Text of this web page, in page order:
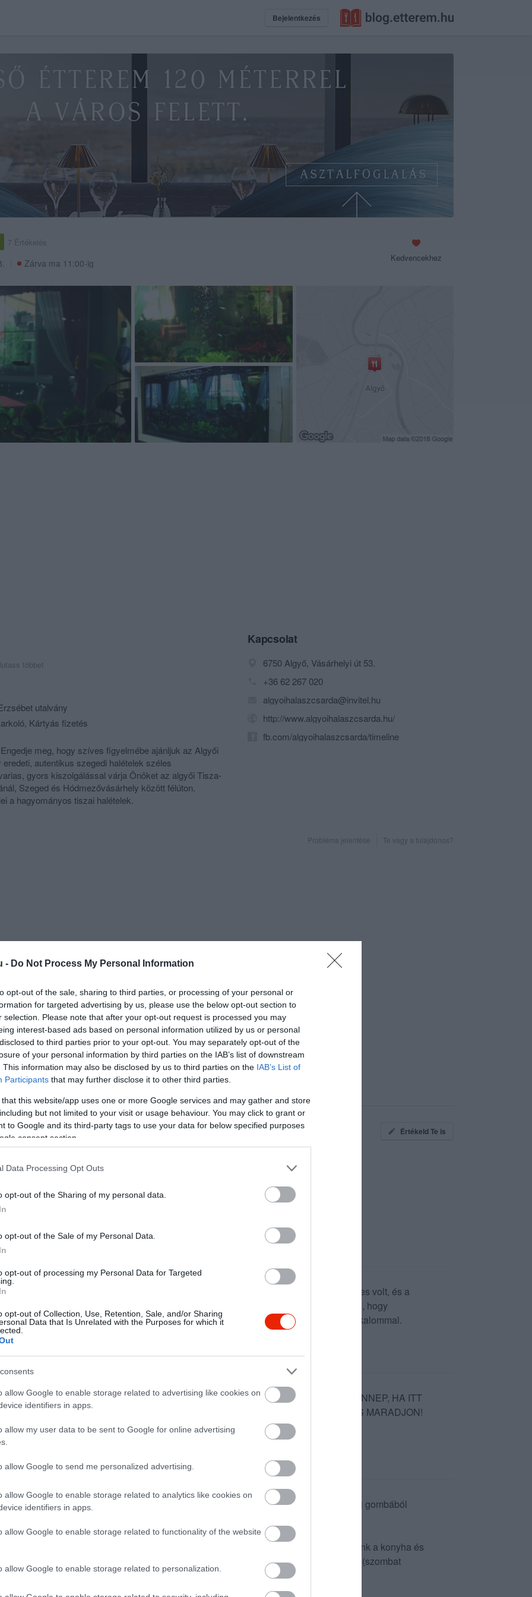
- Do Not Process My Personal Information
opt-out of the sale, sharing to third parties, or processing of your personal or
for targeted advertising by us, please use the below opt-out section to
selection. Please note that after your opt-out request is processed you may
interest-based ads based on personal information utilized by us or personal
to third parties prior to your opt-out. You may separately opt-out of the
of your personal information by third parties on the IAB’s list of downstream
This information may also be disclosed by us to third parties on the IAB’s List of
Participants that may further disclose it to other third parties.
that this website/app uses one or more Google services and may gather and store
but not limited to your visit or usage behaviour. You may click to grant or
to Google and its third-party tags to use your data for below specified purposes
consent section.
Data Processing Opt Outs
opt-out of the Sharing of my personal data.
opt-out of the Sale of my Personal Data.
opt-out of processing my Personal Data for Targeted
opt-out of Collection, Use, Retention, Sale, and/or Sharing
Data that Is Unrelated with the Purposes for which it
allow Google to enable storage related to advertising like cookies on
identifiers in apps.
allow my user data to be sent to Google for online advertising
allow Google to send me personalized advertising.
allow Google to enable storage related to analytics like cookies on
identifiers in apps.
allow Google to enable storage related to functionality of the website
allow Google to enable storage related to personalization.
Bejelentkezés
7 Értékelés
Zárva ma 11:00-ig Kedvencekhez
többet
utalvány
Kártyás fizetés
meg, hogy szíves figyelmébe ajánljuk az Algyői
autentikus szegedi halételek széles
gyors kiszolgálással várja Önöket az algyői Tisza-
Szeged és Hódmezővásárhely között félúton.
a hagyományos tiszai halételek.
a filézett ponty, a vegyes, a korhely- és harcsahallé,
Kapcsolat
6750 Algyő, Vásárhelyi út 53.
+36 62 267 020
algyoihalaszcsarda@invitel.hu
http://www.algyoihalaszcsarda.hu/
fb.com/algyoihalaszcsarda/timeline
Probléma jelentése Te vagy a tulajdonos?
Értékeld Te is
és egy 6 főre megterített asztalhoz vezettek. Az egész étterem belső része szinte üres volt, és a
mögé ültettek minket. Egy étteremben természetes a hangzavar, csak az volt zavaró, hogy
bárhova máshova. Grillezett hal helyett pedig rántott halat kaptam az előző alkalommal.
AKI SZERETI A FRISS HALBÓL KÉSZÜLT ÉTELEKET! NEKEM MINDIG ÜNNEP, HA ITT
JÓ HANGULAT, JÓ CIGÁNYZENE ÉS MINDIG KEDVES SZEMÉLYZET! ÍGY IS MARADJON!
gyors, udvarias, rugalmas kiszolgálás. a tejfölös-gombás harcsa isteni volt, igazi erdei gombából
azt említeném meg, hogy sajnos olyan helyen ültünk, ahol túl sokat hallottunk a konyha és
folyó párbeszédből, ami néha már-már veszekedéssé fajult, mert a sok vendég miatt (szombat
pár asztal. ezt semmiképp sem szabadna a vendégek füle hallatára.